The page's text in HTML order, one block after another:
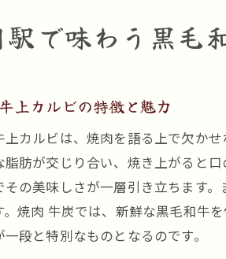
駅で味わう黒毛
上カルビの特徴と魅力
上カルビは、焼肉を語る上で欠か
脂肪が交じり合い、焼き上がると
その美味しさが一層引き立ちます
。焼肉 牛炭では、新鮮な黒毛和牛
段と特別なものとなるのです。